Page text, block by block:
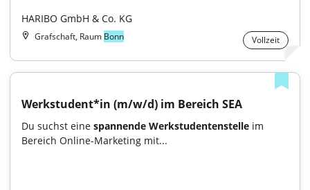
HARIBO GmbH & Co. KG
Grafschaft, Raum Bonn Vollzeit
Werkstudent*in (m/w/d) im Bereich SEA
Du suchst eine spannende Werkstudentenstelle im
Bereich Online-Marketing mit...